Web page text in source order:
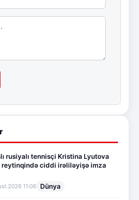
rusiyalı tennisçi Kristina Lyutova
reytinqində ciddi irəliləyişə imza
11:06 Dünya